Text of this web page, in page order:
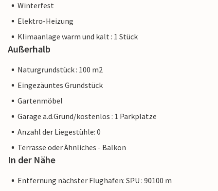
Winterfest
Elektro-Heizung
Klimaanlage warm und kalt : 1 Stück
Außerhalb
Naturgrundstück : 100 m2
Eingezäuntes Grundstück
Gartenmöbel
Garage a.d.Grund/kostenlos : 1 Parkplätze
Anzahl der Liegestühle: 0
Terrasse oder Ähnliches - Balkon
In der Nähe
Entfernung nächster Flughafen: SPU : 90100 m